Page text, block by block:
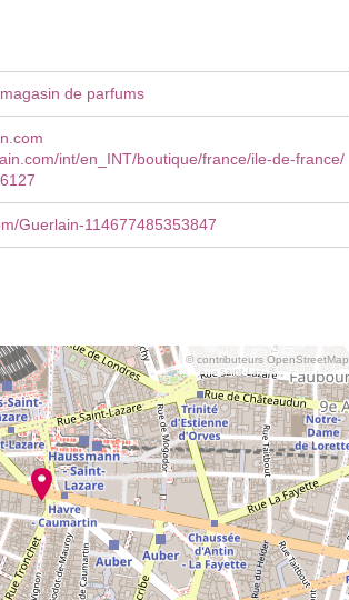
de parfums
int/en_INT/boutique/france/ile-de-france/
Guerlain-114677485353847
© contributeurs OpenStreetMap